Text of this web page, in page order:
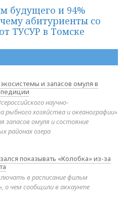
будущего и 94%
абитуриенты со
ТУСУР в Томске
и запасов омуля в
научно-
рыбного хозяйства и океанографии»
запасов омуля и состояние
районах озера
показывать «Колобка» из-за
в расписание фильм
о чем сообщили в аккаунте